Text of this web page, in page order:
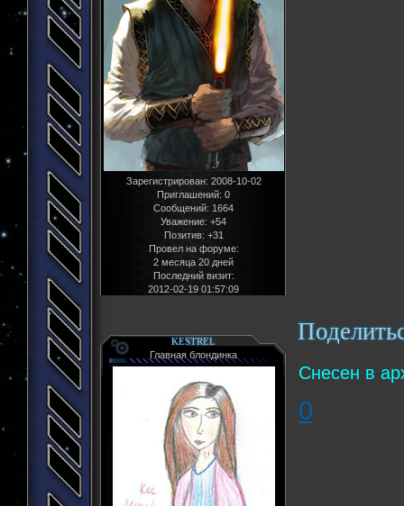
Зарегистрирован: 2008-10-02
Приглашений: 0
Сообщений: 1664
Уважение: +54
Позитив: +31
Провел на форуме:
2 месяца 20 дней
Последний визит:
2012-02-19 01:57:09
KESTREL
Главная блондинка
Снесен в
0